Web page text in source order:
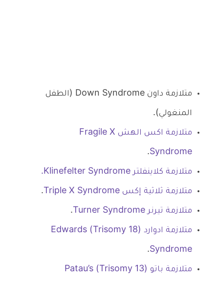
متلازمة داون Down Syndrome (الطفل
المنغولي).
متلازمة اكس الهش Fragile X
Syndrome
.
متلازمة كلاينفلتر Klinefelter Syndrome.
متلازمة ثلاثية إكس Triple X Syndrome .
متلازمة تيرنر Turner Syndrome .
متلازمة ادوارد (Trisomy 18) Edwards
Syndrome
.
متلازمة باتو (Trisomy 13) Patau’s